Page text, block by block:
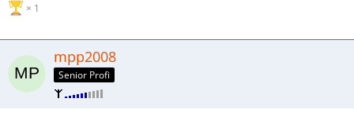
1
mpp2008
Senior Profi